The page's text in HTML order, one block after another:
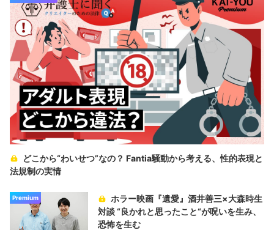
どこから“わいせつ”なの？ Fantia騒動から考える、性的表現と
法規制の実情
Premium
ホラー映画『遺愛』酒井善三×大森時生
対談 “良かれと思ったこと“が呪いを生み、
恐怖を生む